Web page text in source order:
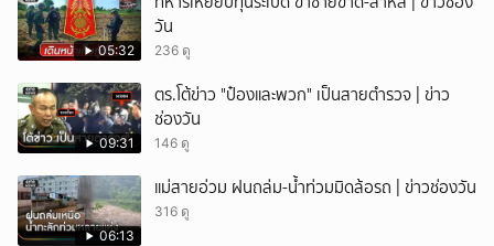
05:32
วัน
236 ดู
09:31
ตร.โต้ข่าว "ป๋องและพวก" เป็นสายตำรวจ | ข่าว
ช่องวัน
146 ดู
06:13
แม่สายอ่วม ฝนถล่ม-น้ำท่วมมิดล้อรถ | ข่าวช่องวัน
316 ดู